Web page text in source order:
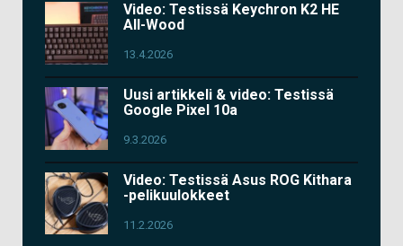
Video: Testissä Keychron K2 HE
All-Wood
13.4.2026
Uusi artikkeli & video: Testissä
Google Pixel 10a
9.3.2026
Video: Testissä Asus ROG Kithara
-pelikuulokkeet
11.2.2026